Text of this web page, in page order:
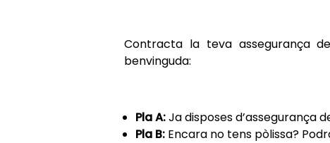
Contracta la teva assegurança
benvinguda:
Pla A:Ja disposes d’assegurança
Pla B: Encara no tens pòlissa?